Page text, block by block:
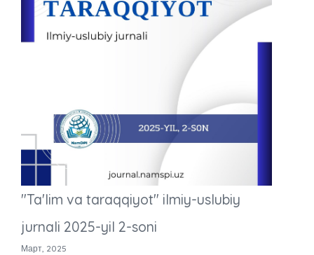
"Ta'lim va taraqqiyot" ilmiy-uslubiy
jurnali 2025-yil 2-soni
Март, 2025